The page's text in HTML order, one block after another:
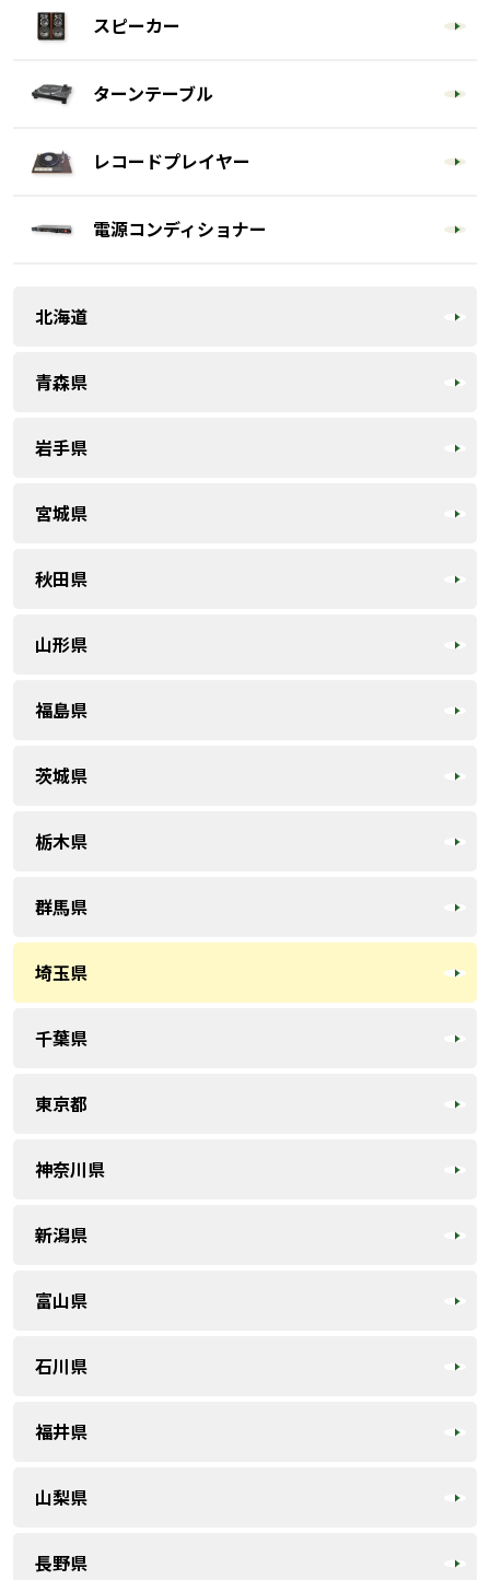
スピーカー
ターンテーブル
レコードプレイヤー
電源コンディショナー
北海道
青森県
岩手県
宮城県
秋田県
山形県
福島県
茨城県
栃木県
群馬県
埼玉県
千葉県
東京都
神奈川県
新潟県
富山県
石川県
福井県
山梨県
長野県